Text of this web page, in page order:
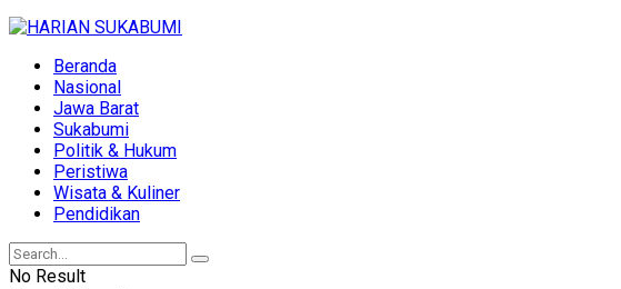
Beranda
Nasional
Jawa Barat
Sukabumi
Politik & Hukum
Peristiwa
Wisata & Kuliner
Pendidikan
No Result